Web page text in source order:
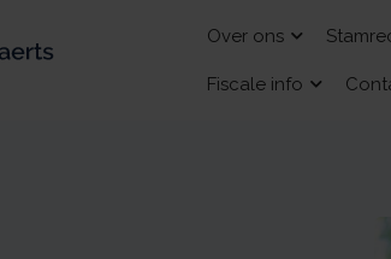
Over ons
Fiscale info